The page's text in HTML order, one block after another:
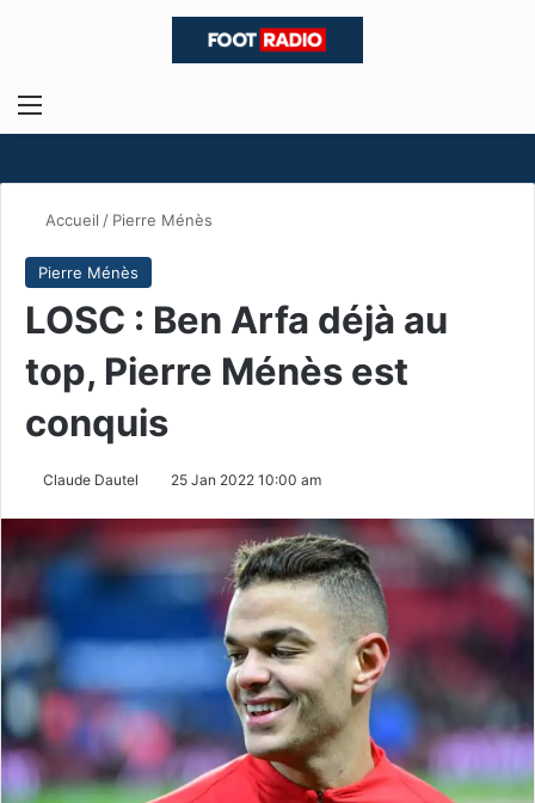
Menu
Accueil / Pierre Ménès
Pierre Ménès
LOSC : Ben Arfa déjà au
top, Pierre Ménès est
conquis
Claude Dautel 25 Jan 2022 10:00 am